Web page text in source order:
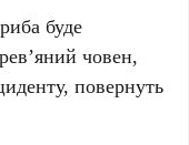
буде
човен,
повернуть